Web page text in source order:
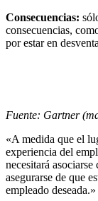
Consecuencias:
consecuencias,
por estar en
Fuente: Gartner
«A medida que el
experiencia del
necesitará
asegurarse de que
empleado deseada.»